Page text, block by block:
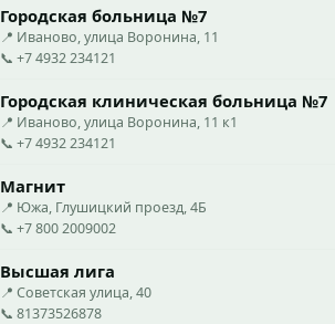
Городская больница №7
📍 Иваново, улица Воронина, 11
📞 +7 4932 234121
Городская клиническая больница №7
📍 Иваново, улица Воронина, 11 к1
📞 +7 4932 234121
Магнит
📍 Южа, Глушицкий проезд, 4Б
📞 +7 800 2009002
Высшая лига
📍 Советская улица, 40
📞 81373526878